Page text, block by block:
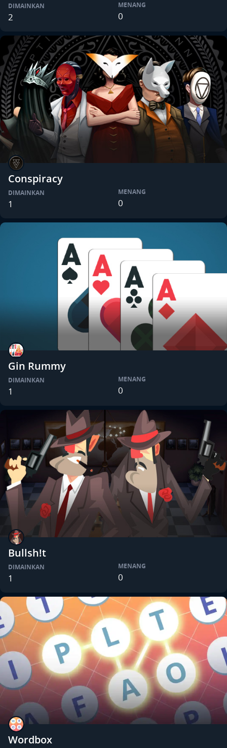
DIMAINKAN
2
MENANG
0
Conspiracy
DIMAINKAN
1
MENANG
0
Gin Rummy
DIMAINKAN
1
MENANG
0
Bullsh!t
DIMAINKAN
1
MENANG
0
Wordbox